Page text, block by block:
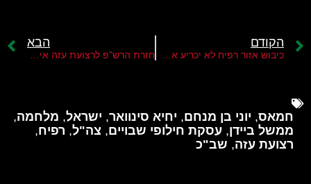
הקודם הבא
חמאס, יוני בן מנחם, יחיא סינוואר, ישראל, מלחמה,
ממשל ביידן, עסקת חילופי שבויים, צה"ל, רפיח,
רצועת עזה, שב"כ